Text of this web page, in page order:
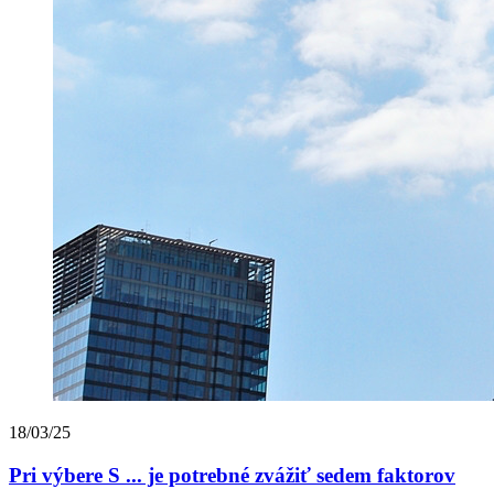
18/03/25
Pri výbere S ... je potrebné zvážiť sedem faktorov